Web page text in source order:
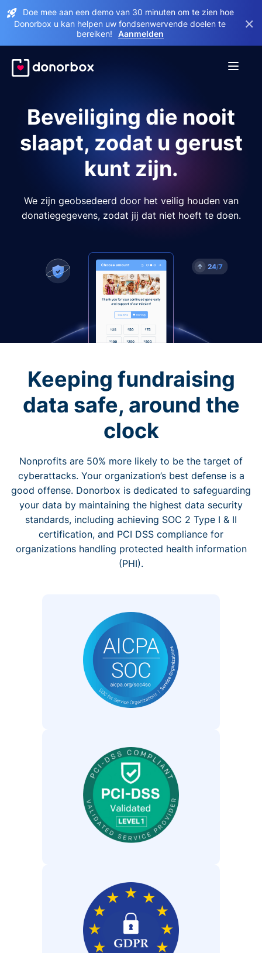
Doe mee aan een demo van 30 minuten om te zien hoe
Donorbox u kan helpen uw fondsenwervende doelen te
bereiken!
Aanmelden
×
Beveiliging die nooit
slaapt, zodat u gerust
kunt zijn.
We zijn geobsedeerd door het veilig houden van
donatiegegevens, zodat jij dat niet hoeft te doen.
Keeping fundraising
data safe, around the
clock
Nonprofits are 50% more likely to be the target of
cyberattacks. Your organization’s best defense is a
good offense. Donorbox is dedicated to safeguarding
your data by maintaining the highest data security
standards, including achieving SOC 2 Type I & II
certification, and PCI DSS compliance for
organizations handling protected health information
(PHI).